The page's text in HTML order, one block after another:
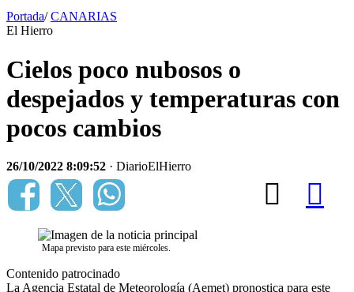
Portada/ CANARIAS
El Hierro
Cielos poco nubosos o
despejados y temperaturas con
pocos cambios
26/10/2022 8:09:52 · DiarioElHierro
Mapa previsto para este miércoles.
Contenido patrocinado
La Agencia Estatal de Meteorología (Aemet) pronostica para este